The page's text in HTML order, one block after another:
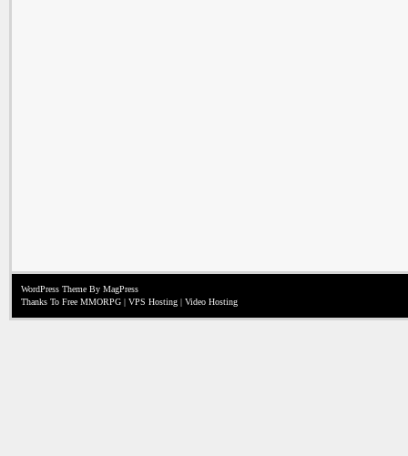
WordPress Theme By MagPress
Thanks To Free MMORPG | VPS Hosting | Video Hosting